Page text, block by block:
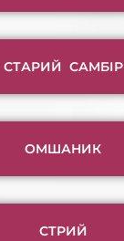
СТАРИЙ САМБІР
ОМШАНИК
СТРИЙ